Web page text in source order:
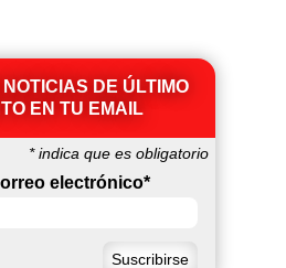
DE ÚLTIMO
EN TU EMAIL
*indica que es obligatorio
electrónico*